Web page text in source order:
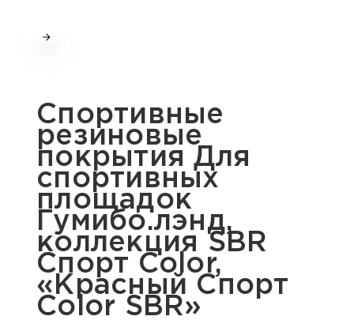
Спортивные
резиновые
покрытия Для
спортивных
площадок
Гумибо.лэнд,
коллекция SBR
Спорт Color,
«Красный Спорт
Color SBR»